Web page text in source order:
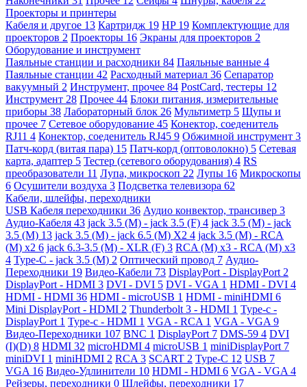
Проекторы и принтеры
Кабеля и другое 13 Картридж 19 HP 19 Комплектующие для
проекторов 2 Проекторы 16 Экраны для проекторов 2
Оборудование и инструмент
Паяльные станции и расходники 84 Паяльные ванные 4
Паяльные станции 42 Расходный материал 36 Сепаратор
вакуумный 2 Инструмент, прочее 84 PostCard, тестеры 12
Инструмент 28 Прочее 44 Блоки питания, измерительные
приборы 38 Лабораторный блок 26 Мультиметр 5 Щупы и
прочее 7 Сетевое оборудование 45 Конектор, соеденитель
RJ11 4 Конектор, соеденитель RJ45 9 Обжимной инструмент 3
Патч-корд (витая пара) 15 Патч-корд (оптоволокно) 5 Сетевая
карта, адаптер 5 Тестер (сетевого оборудования) 4 RS
преобразователи 11 Лупа, микроскоп 22 Лупы 16 Микроскопы
6 Осушители воздуха 3 Подсветка телевизора 62
Кабели, шлейфы, переходники
USB Кабеля переходники 36 Аудио конвектор, трансивер 3
Аудио-Кабеля 43 jack 3.5 (M) - jack 3.5 (F) 4 jack 3.5 (M) - jack
3.5 (M) 13 jack 3.5 (M) - jack 6.5 (M) X2 4 jack 3.5 (M) - RCA
(M) x2 6 jack 6.3-3.5 (M) - XLR (F) 3 RCA (M) x3 - RCA (M) x3
4 Type-C - jack 3.5 (M) 2 Оптический провод 7 Аудио-
Переходники 19 Видео-Кабели 73 DisplayPort - DisplayPort 2
DisplayPort - HDMI 3 DVI - DVI 5 DVI - VGA 1 HDMI - DVI 4
HDMI - HDMI 36 HDMI - microUSB 1 HDMI - miniHDMI 6
Mini DisplayPort - HDMI 2 Thunderbolt 3 - HDMI 1 Type-c -
DisplayPort 1 Type-c - HDMI 1 VGA - RCA 1 VGA - VGA 9
Видео-Переходники 107 BNC 1 DisplayPort 7 DMS-59 4 DVI
(I)(D) 8 HDMI 32 microHDMI 4 microUSB 1 miniDisplayPort 7
miniDVI 1 miniHDMI 2 RCA 3 SCART 2 Type-C 12 USB 7
VGA 16 Видео-Удлинители 10 HDMI - HDMI 6 VGA - VGA 4
Рейзеры, переходники 0 Шлейфы, переходники 17